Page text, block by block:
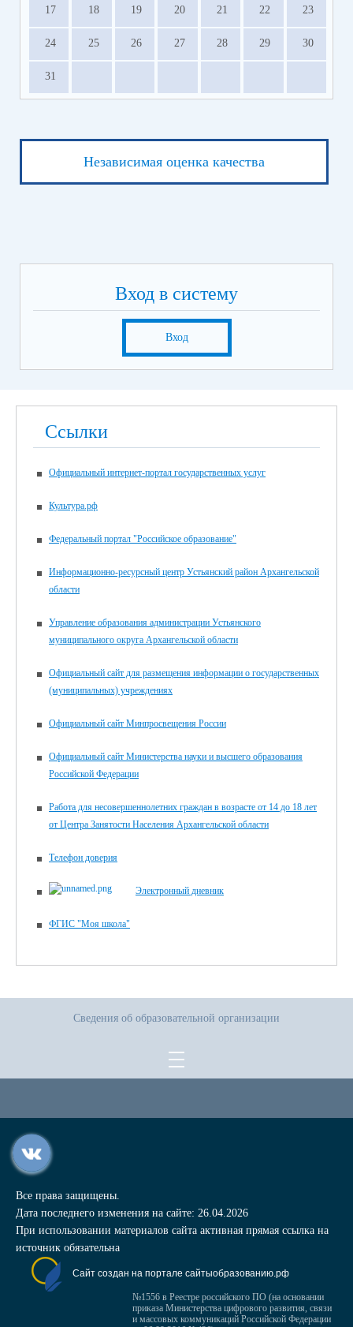
17 18 19 20 21 22 23
24 25 26 27 28 29 30
31
Независимая оценка качества
Вход в систему
Вход
Ссылки
Официальный интернет-портал государственных услуг
Культура.рф
Федеральный портал "Российское образование"
Информационно-ресурсный центр Устьянский район Архангельской
области
Управление образования администрации Устьянского
муниципального округа Архангельской области
Официальный сайт для размещения информации о государственных
(муниципальных) учреждениях
Официальный сайт Минпросвещения России
Официальный сайт Министерства науки и высшего образования
Российской Федерации
Работа для несовершеннолетних граждан в возрасте от 14 до 18 лет
от Центра Занятости Населения Архангельской области
Телефон доверия
Электронный дневник
ФГИС "Моя школа"
Сведения об образовательной организации
Все права защищены.
Дата последнего изменения на сайте: 26.04.2026
При использовании материалов сайта активная прямая ссылка на
источник обязательна
Сайт создан на портале сайтыобразованию.рф
№1556 в Реестре российского ПО (на основании
приказа Министерства цифрового развития, связи
и массовых коммуникаций Российской Федерации